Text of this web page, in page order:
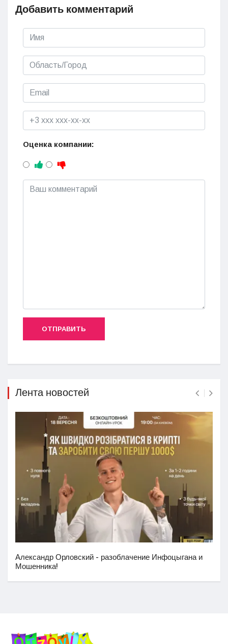
Добавить комментарий
Оценка компании:
ОТПРАВИТЬ
Лента новостей
Александр Орловский - разоблачение Инфоцыгана и
Мошенника!